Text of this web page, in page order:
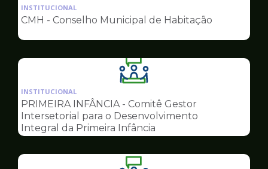
da
pagina
Conselhos
INSTITUCIONAL
CMH - Conselho Municipal de Habitação
Ilustração
da
pagina
de
Conselhos
INSTITUCIONAL
PRIMEIRA INFÂNCIA - Comitê Gestor
Intersetorial para o Desenvolvimento
Integral da Primeira Infância